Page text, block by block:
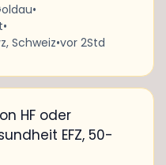
•
•
Schweiz•vor 2Std
HF oder
EFZ, 50-